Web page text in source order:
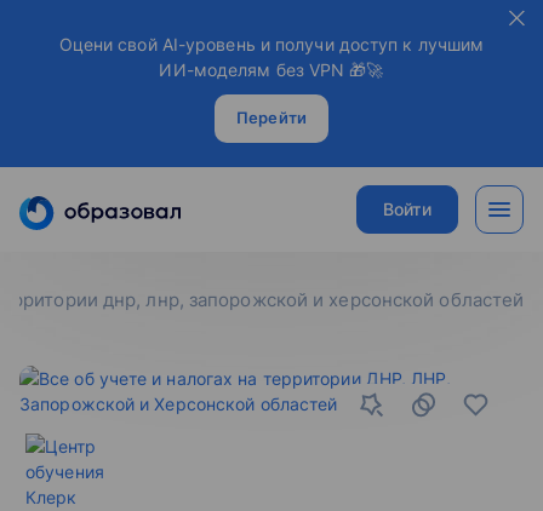
Оцени свой AI-уровень и получи доступ к лучшим
ИИ-моделям без VPN 🎁🚀
Перейти
Войти
днр, лнр, запорожской и херсонской областей